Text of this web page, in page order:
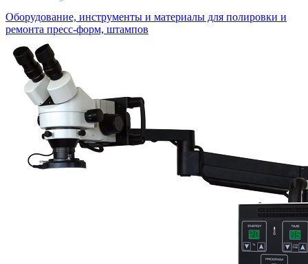
Оборудование, инструменты и материалы для полировки и
ремонта пресс-форм, штампов